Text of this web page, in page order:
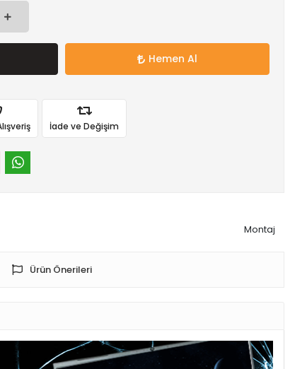
Hemen Al
İade ve Değişim
Montaj
Ürün Önerileri